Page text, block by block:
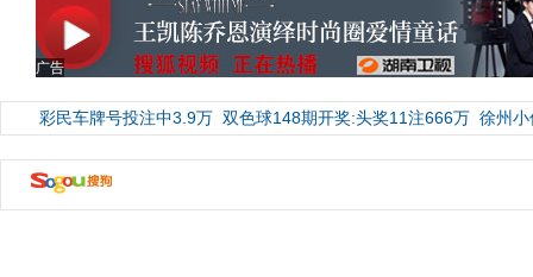
广告
彩民车牌号投注中3.9万 双色球148期开奖:头奖11注666万 徐州